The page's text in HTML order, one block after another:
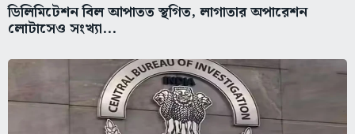
ডিলিমিটেশন বিল আপাতত স্থগিত, লাগাতার অপারেশন
লোটাসেও সংখ্যা...